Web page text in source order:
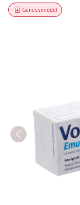
Geneesmiddel